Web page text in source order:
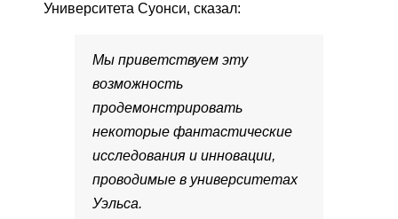
Университета Суонси, сказал:
Мы приветствуем эту
возможность
продемонстрировать
некоторые фантастические
исследования и инновации,
проводимые в университетах
Уэльса.